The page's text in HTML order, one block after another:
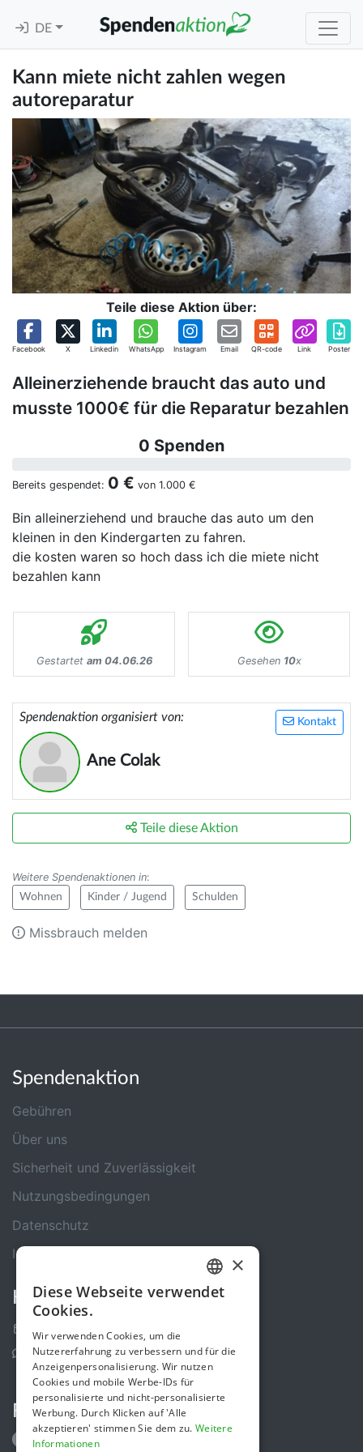
DE
Kann miete nicht zahlen wegen
autoreparatur
Teile diese Aktion über:
Facebook X Linkedin WhatsApp Instagram Email QR-code Link Poster
Alleinerziehende braucht das auto und
musste 1000€ für die Reparatur bezahlen
0 Spenden
Bereits gespendet: 0 € von 1.000 €
Bin alleinerziehend und brauche das auto um den
kleinen in den Kindergarten zu fahren.
die kosten waren so hoch dass ich die miete nicht
bezahlen kann
Gestartet am 04.06.26 Gesehen 10x
Kontakt
Spendenaktion organisiert von:
Ane Colak
Teile diese Aktion
Weitere Spendenaktionen in:
Wohnen Kinder / Jugend Schulden
Missbrauch melden
Spendenaktion
Gebühren
Über uns
Sicherheit und Zuverlässigkeit
Nutzungsbedingungen
Datenschutz
Impressum
Kontakt
Kontakt-Formular
Support Center
Folge uns
GERMAN
×
Diese Webseite verwendet
Cookies.
Wir verwenden Cookies, um die
Nutzererfahrung zu verbessern und für die
Anzeigenpersonalisierung. Wir nutzen
Cookies und mobile Werbe-IDs für
personalisierte und nicht-personalisierte
Werbung. Durch Klicken auf 'Alle
akzeptieren' stimmen Sie dem zu. Weitere
Informationen